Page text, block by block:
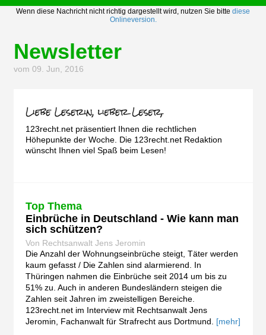
Wenn diese Nachricht nicht richtig dargestellt wird, nutzen Sie bitte diese
Onlineversion.
Newsletter
vom 09. Jun, 2016
123recht.net präsentiert Ihnen die rechtlichen
Höhepunkte der Woche. Die 123recht.net Redaktion
wünscht Ihnen viel Spaß beim Lesen!
Top Thema
Einbrüche in Deutschland - Wie kann man
sich schützen?
Von Rechtsanwalt Jens Jeromin
Die Anzahl der Wohnungseinbrüche steigt, Täter werden
kaum gefasst / Die Zahlen sind alarmierend. In
Thüringen nahmen die Einbrüche seit 2014 um bis zu
51% zu. Auch in anderen Bundesländern steigen die
Zahlen seit Jahren im zweistelligen Bereiche.
123recht.net im Interview mit Rechtsanwalt Jens
Jeromin, Fachanwalt für Strafrecht aus Dortmund.
[mehr]